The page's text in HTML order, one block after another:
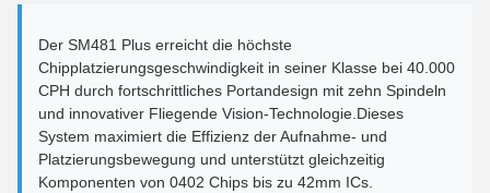
Der SM481 Plus erreicht die höchste
Chipplatzierungsgeschwindigkeit in seiner Klasse bei 40.000
CPH durch fortschrittliches Portandesign mit zehn Spindeln
und innovativer Fliegende Vision-Technologie.Dieses
System maximiert die Effizienz der Aufnahme- und
Platzierungsbewegung und unterstützt gleichzeitig
Komponenten von 0402 Chips bis zu 42mm ICs.